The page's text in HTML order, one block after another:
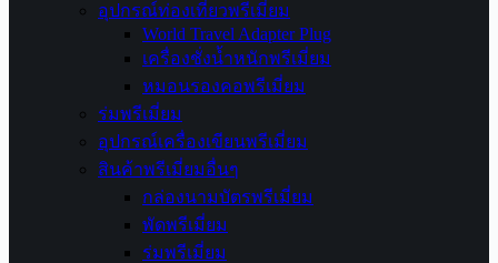
อุปกรณ์ท่องเที่ยวพรีเมี่ยม
World Travel Adapter Plug
เครื่องชั่งน้ำหนักพรีเมี่ยม
หมอนรองคอพรีเมี่ยม
ร่มพรีเมี่ยม
อุปกรณ์เครื่องเขียนพรีเมี่ยม
สินค้าพรีเมี่ยมอื่นๆ
กล่องนามบัตรพรีเมี่ยม
พัดพรีเมี่ยม
ร่มพรีเมี่ยม